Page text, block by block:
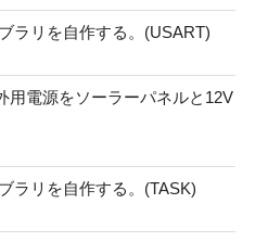
ラリを自作する。(USART)
用電源をソーラーパネルと12V
ラリを自作する。(TASK)